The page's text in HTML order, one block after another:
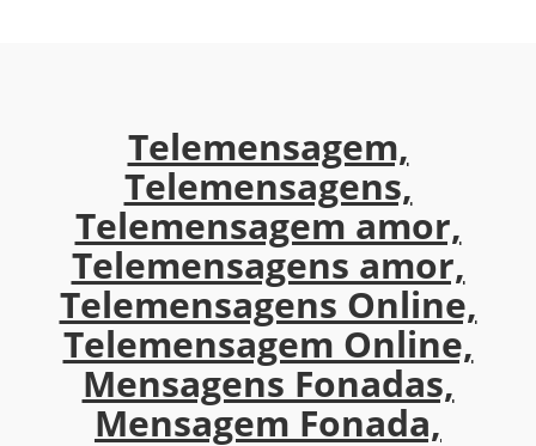
Telemensagem,
Telemensagens,
Telemensagem amor,
Telemensagens amor,
Telemensagens Online,
Telemensagem Online,
Mensagens Fonadas,
Mensagem Fonada,